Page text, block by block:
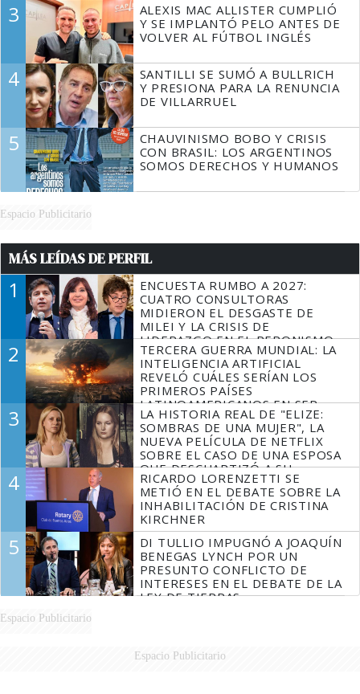
3
ALEXIS MAC ALLISTER CUMPLIÓ
Y SE IMPLANTÓ PELO ANTES DE
VOLVER AL FÚTBOL INGLÉS
4
SANTILLI SE SUMÓ A BULLRICH
Y PRESIONA PARA LA RENUNCIA
DE VILLARRUEL
5
CHAUVINISMO BOBO Y CRISIS
CON BRASIL: LOS ARGENTINOS
SOMOS DERECHOS Y HUMANOS
Espacio Publicitario
MÁS LEÍDAS DE PERFIL
1
ENCUESTA RUMBO A 2027:
CUATRO CONSULTORAS
MIDIERON EL DESGASTE DE
MILEI Y LA CRISIS DE
LIDERAZGO EN EL PERONISMO
2
TERCERA GUERRA MUNDIAL: LA
INTELIGENCIA ARTIFICIAL
REVELÓ CUÁLES SERÍAN LOS
PRIMEROS PAÍSES
LATINOAMERICANOS EN SER
DERROTADOS
3
LA HISTORIA REAL DE "ELIZE:
SOMBRAS DE UNA MUJER", LA
NUEVA PELÍCULA DE NETFLIX
SOBRE EL CASO DE UNA ESPOSA
QUE DESCUARTIZÓ A SU
MARIDO
4
RICARDO LORENZETTI SE
METIÓ EN EL DEBATE SOBRE LA
INHABILITACIÓN DE CRISTINA
KIRCHNER
5
DI TULLIO IMPUGNÓ A JOAQUÍN
BENEGAS LYNCH POR UN
PRESUNTO CONFLICTO DE
INTERESES EN EL DEBATE DE LA
LEY DE TIERRAS
Espacio Publicitario
Espacio Publicitario